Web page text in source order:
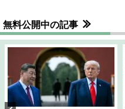
無料公開中の記事